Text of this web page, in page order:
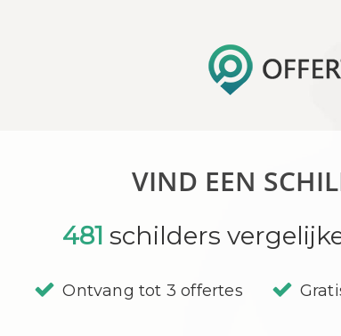
VIND EEN
481 schilders
Ontvang tot 3 offertes